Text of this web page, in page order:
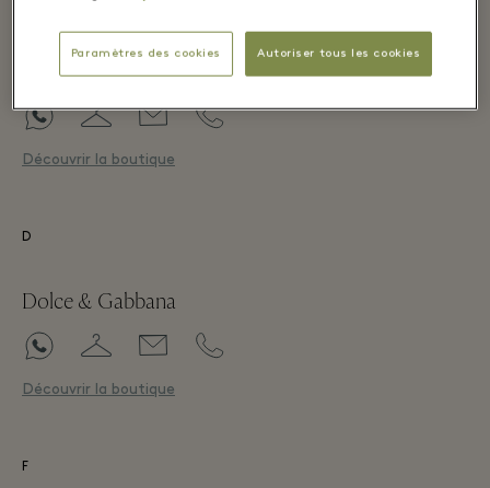
Coach
Découvrir la boutique
D
Dolce & Gabbana
Découvrir la boutique
F
Paramètres des cookies Autoriser tous les cookies